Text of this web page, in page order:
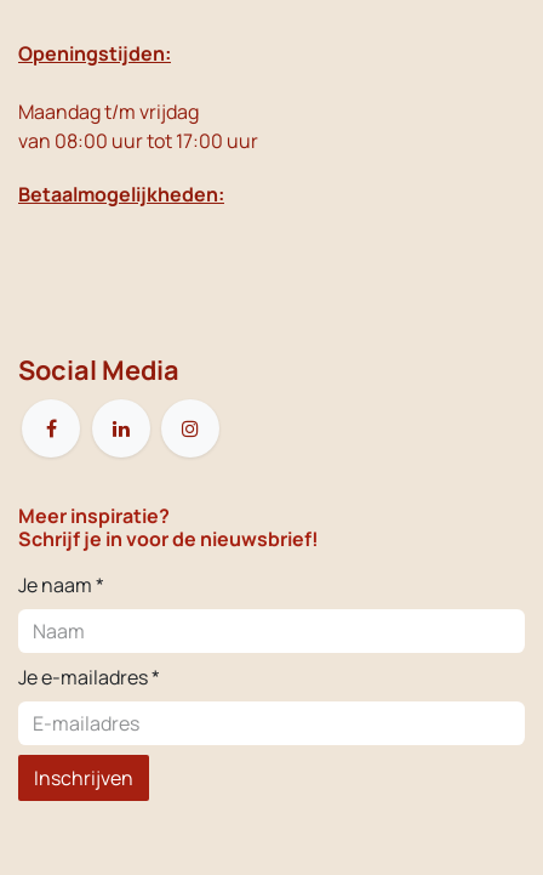
Openingstijden:
Maandag t/m vrijdag
van 08:00 uur tot 17:00 uur
Betaalmogelijkheden:
Social Media
Meer inspiratie?
Schrijf je in voor de nieuwsbrief!
Je naam *
Je e-mailadres *
Inschrijven